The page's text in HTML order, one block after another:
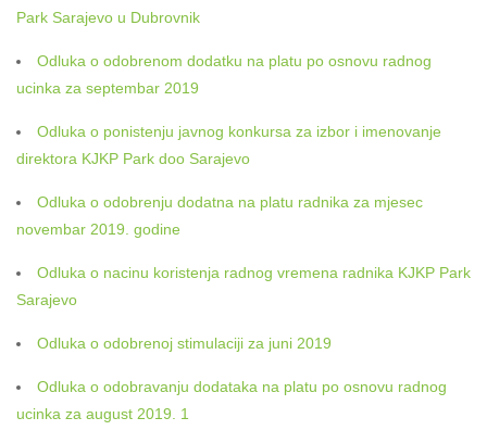
Park Sarajevo u Dubrovnik
Odluka o odobrenom dodatku na platu po osnovu radnog
ucinka za septembar 2019
Odluka o ponistenju javnog konkursa za izbor i imenovanje
direktora KJKP Park doo Sarajevo
Odluka o odobrenju dodatna na platu radnika za mjesec
novembar 2019. godine
Odluka o nacinu koristenja radnog vremena radnika KJKP Park
Sarajevo
Odluka o odobrenoj stimulaciji za juni 2019
Odluka o odobravanju dodataka na platu po osnovu radnog
ucinka za august 2019. 1